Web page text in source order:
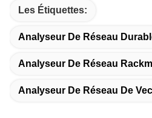
Les Étiquettes:
Analyseur De Réseau
Analyseur De Réseau
Analyseur De Réseau De